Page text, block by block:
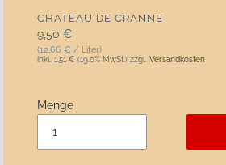
VERKÄUFER
CHATEAU DE CRANNE
Normaler Preis
9,50 €
(12,66 € / Liter)
inkl. 1,51 € (19.0% MwSt.) zzgl. Versandkosten
Menge